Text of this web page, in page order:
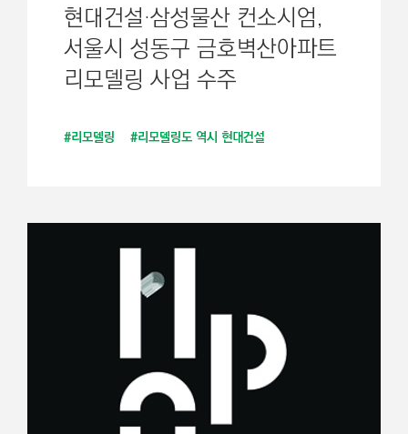
현대건설·삼성물산 컨소시엄,
서울시 성동구 금호벽산아파트
리모델링 사업 수주
#리모델링 #리모델링도 역시 현대건설